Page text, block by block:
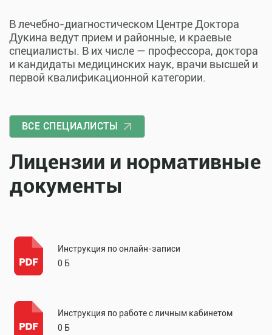
В лечебно-диагностическом Центре Доктора
Дукина ведут прием и районные, и краевые
специалисты. В их числе — профессора, доктора
и кандидаты медицинских наук, врачи высшей и
первой квалификационной категории.
ВСЕ СПЕЦИАЛИСТЫ
Лицензии и нормативные
документы
Инструкция по онлайн-записи
0 Б
Инструкция по работе с личным кабинетом
0 Б